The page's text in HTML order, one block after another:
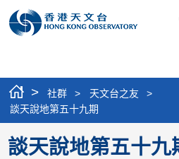
> 社群 > 天文台之友
>
談天說地第五十九期
談天說地第五十九